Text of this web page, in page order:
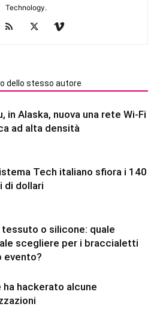
Technology.
dello stesso autore
in Alaska, nuova una rete Wi-Fi
ad alta densità
Tech italiano sfiora i 140
di dollari
tessuto o silicone: quale
scegliere per i braccialetti
evento?
ha hackerato alcune